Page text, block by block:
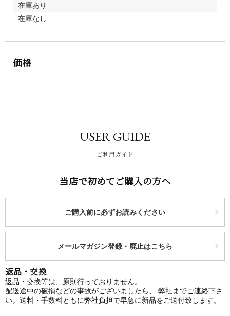
在庫あり
在庫なし
価格
USER GUIDE
ご利用ガイド
当店で初めてご購入の方へ
ご購入前に必ずお読みください
メールマガジン登録・廃止はこちら
返品・交換
返品・交換等は、原則行っておりません。
配送途中の破損などの事故がございましたら、 弊社までご連絡下さ
い。送料・手数料ともに弊社負担で早急に新品をご送付致します。